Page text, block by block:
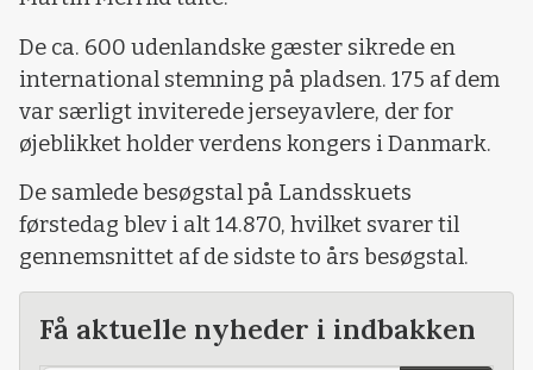
De ca. 600 udenlandske gæster sikrede en
international stemning på pladsen. 175 af dem
var særligt inviterede jerseyavlere, der for
øjeblikket holder verdens kongers i Danmark.
De samlede besøgstal på Landsskuets
førstedag blev i alt 14.870, hvilket svarer til
gennemsnittet af de sidste to års besøgstal.
Få aktuelle nyheder i indbakken